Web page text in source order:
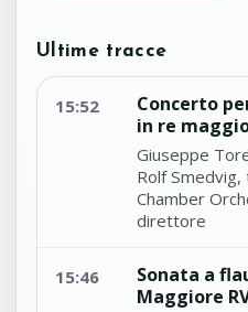
Ultime tracce
15:52
Concerto
in re
Giuseppe
Rolf
Chamber
direttore
15:46
Sonata a
Maggiore